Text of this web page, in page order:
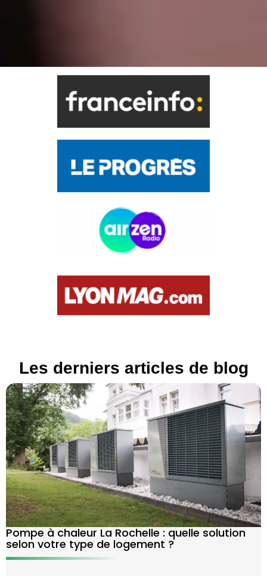
Les derniers articles de blog
Pompe à chaleur La Rochelle : quelle solution
selon votre type de logement ?